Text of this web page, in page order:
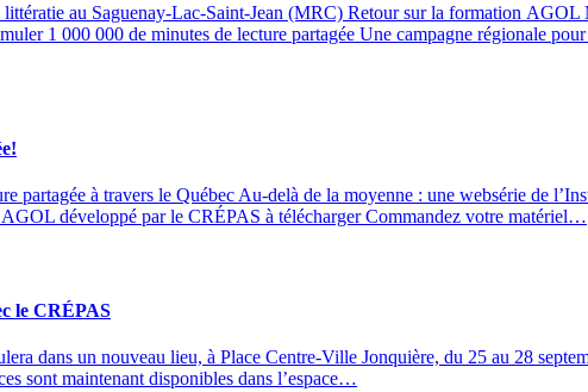
au Saguenay-Lac-Saint-Jean (MRC) Retour sur la formation
1 000 000 de minutes de lecture partagée Une campagne régionale
partagée à travers le Québec Au-delà de la moyenne : une websérie de
développé par le CRÉPAS à télécharger Commandez votre matériel…
le CRÉPAS
dans un nouveau lieu, à Place Centre-Ville Jonquière, du 25 au 28
sont maintenant disponibles dans l’espace…